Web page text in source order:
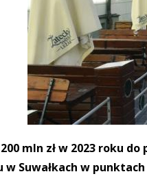
mln zł w 2023 roku
w Suwałkach w